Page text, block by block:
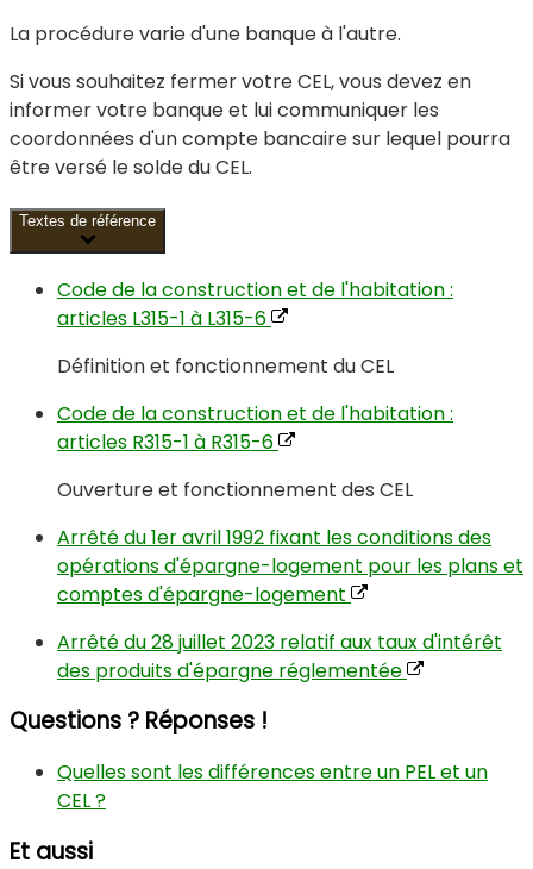
La procédure varie d'une banque à l'autre.
Si vous souhaitez fermer votre CEL, vous devez en
informer votre banque et lui communiquer les
coordonnées d'un compte bancaire sur lequel pourra
être versé le solde du CEL.
Textes de référence
Code de la construction et de l'habitation :
articles L315-1 à L315-6
Définition et fonctionnement du CEL
Code de la construction et de l'habitation :
articles R315-1 à R315-6
Ouverture et fonctionnement des CEL
Arrêté du 1er avril 1992 fixant les conditions des
opérations d'épargne-logement pour les plans et
comptes d'épargne-logement
Arrêté du 28 juillet 2023 relatif aux taux d'intérêt
des produits d'épargne réglementée
Questions ? Réponses !
Quelles sont les différences entre un PEL et un
CEL ?
Et aussi